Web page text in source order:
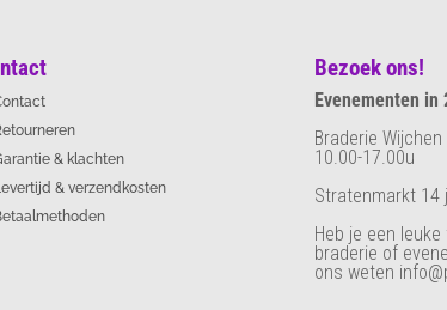
& klachten
& verzendkosten
Bezoek ons!
Evenementen in
Braderie
10.00-17.00u
Stratenmarkt 14
Heb je een
braderie of
ons weten